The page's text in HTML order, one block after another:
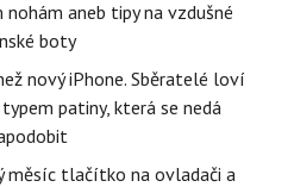
aneb tipy na vzdušné
boty
nový iPhone. Sběratelé loví
patiny, která se nedá
měsíc tlačítko na ovladači a